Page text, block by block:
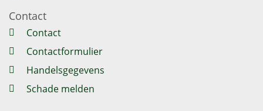
Contact
Contact
Contactformulier
Handelsgegevens
Schade melden